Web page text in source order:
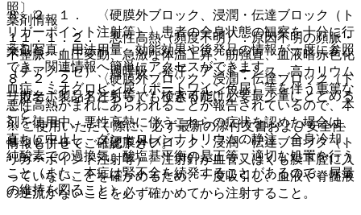
８．２．１． 〈硬膜外ブロック、浸潤・伝達ブロック（ト
リガーポイント注射等）〉患者の全身状態の観察を十分に行
うこと。
８．２．２． 〈硬膜外ブロック、浸潤・伝達ブロック（ト
リガーポイント注射等）〉できるだけ必要最少量にとどめる
こと。
８．２．３． 〈硬膜外ブロック、浸潤・伝達ブロック（ト
リガーポイント注射等）〉注射針が血管又はくも膜下腔に入
っていないことを確かめるため、一度吸引し、血液や脊髄液
の逆流がないことを必ず確かめてから注射すること。
照〕。
１１．１．２． 悪性高熱（頻度不明）：原因不明の頻脈・
不整脈・血圧変動、急激な体温上昇、筋強直、血液暗赤色化
（チアノーゼ）、過呼吸、発汗、アシドーシス、高カリウム
血症、ミオグロビン尿（ポートワイン色尿）等を伴う重篤な
悪性高熱がまれにあらわれることが報告されているので、本
剤を使用中、悪性高熱に伴うこれらの症状を認めた場合は、
直ちに中止し、ダントロレンナトリウムの静注、全身冷却、
純酸素での過換気、酸塩基平衡の是正等、適切な処置を行う
こと（また、本症は腎不全を続発することがあるので、尿量
の維持を図ること）。
薬剤情報
薬剤写真、用法用量、効能効果や後発品の情報が一度に参照
でき、関連情報へ簡単にアクセスができます。
一般名、製品名どちらでも検索可能！
※ ご使用いただく際に、必ず最新の添付文書および安全性
情報も併せてご確認下さい。